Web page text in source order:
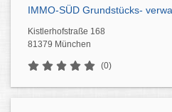
IMMO-SÜD Grundstücks-
Kistlerhofstraße 168
81379 München
(0)